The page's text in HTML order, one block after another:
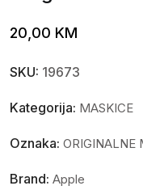
20,00 KM
SKU: 19673
Kategorija: MASKICE
Oznaka: ORIGINALNE
Brand: Apple